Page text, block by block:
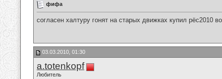
фифа
согласен халтуру гонят на старых движках купил рёс2010
03.03.2010, 01:30
a.totenkopf
Любитель